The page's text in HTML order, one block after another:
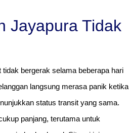
Jayapura Tidak
bergerak selama beberapa hari
langsung merasa panik ketika
status transit yang sama.
panjang, terutama untuk